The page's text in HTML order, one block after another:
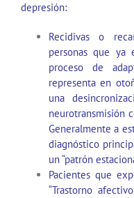
depresión:
Recidivas o
personas que ya
proceso de
representa en
una
neurotransmisión
Generalmente a
diagnóstico
un “patrón
Pacientes que
“Trastorno